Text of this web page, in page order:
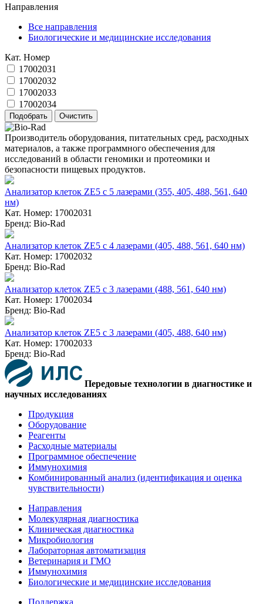
Направления
Все направления
Биологические и медицинские исследования
Кат. Номер
17002031
17002032
17002033
17002034
Производитель оборудования, питательных сред, расходных
материалов, а также программного обеспечения для
исследований в области геномики и протеомики и
безопасности пищевых продуктов.
Анализатор клеток ZE5 с 5 лазерами (355, 405, 488, 561, 640
нм)
Кат. Номер: 17002031
Бренд: Bio-Rad
Анализатор клеток ZE5 с 4 лазерами (405, 488, 561, 640 нм)
Кат. Номер: 17002032
Бренд: Bio-Rad
Анализатор клеток ZE5 с 3 лазерами (488, 561, 640 нм)
Кат. Номер: 17002034
Бренд: Bio-Rad
Анализатор клеток ZE5 с 3 лазерами (405, 488, 640 нм)
Кат. Номер: 17002033
Бренд: Bio-Rad
Передовые технологии в диагностике и
научных исследованиях
Продукция
Оборудование
Реагенты
Расходные материалы
Программное обеспечение
Иммунохимия
Комбинированный анализ (идентификация и оценка
чувствительности)
Направления
Молекулярная диагностика
Клиническая диагностика
Микробиология
Лабораторная автоматизация
Ветеринария и ГМО
Иммунохимия
Биологические и медицинские исследования
Поддержка